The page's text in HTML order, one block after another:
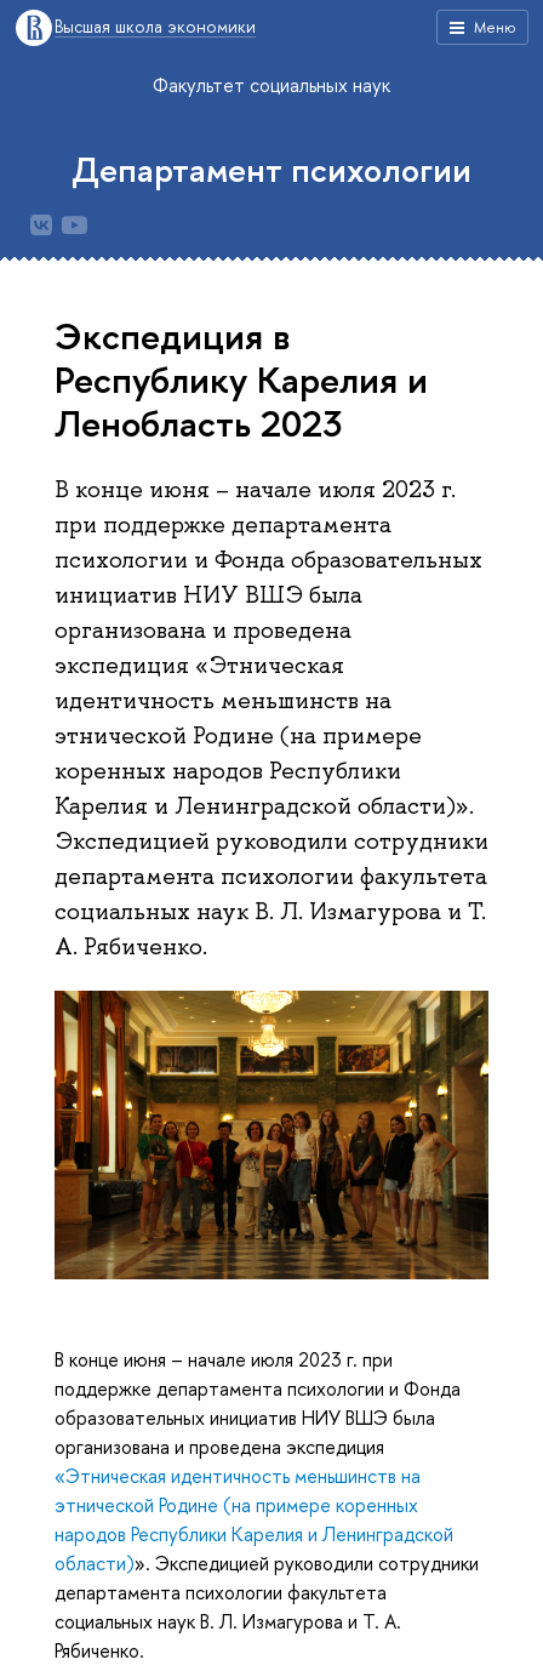
Меню
Высшая школа экономики
Факультет социальных наук
Департамент психологии
Экспедиция в
Республику Карелия и
Ленобласть 2023
В конце июня – начале июля 2023 г.
при поддержке департамента
психологии и Фонда образовательных
инициатив НИУ ВШЭ была
организована и проведена
экспедиция «Этническая
идентичность меньшинств на
этнической Родине (на примере
коренных народов Республики
Карелия и Ленинградской области)».
Экспедицией руководили сотрудники
департамента психологии факультета
социальных наук В. Л. Измагурова и Т.
А. Рябиченко.
В конце июня – начале июля 2023 г. при
поддержке департамента психологии и Фонда
образовательных инициатив НИУ ВШЭ была
организована и проведена экспедиция
«Этническая идентичность меньшинств на
этнической Родине (на примере коренных
народов Республики Карелия и Ленинградской
области)». Экспедицией руководили сотрудники
департамента психологии факультета
социальных наук В. Л. Измагурова и Т. А.
Рябиченко.